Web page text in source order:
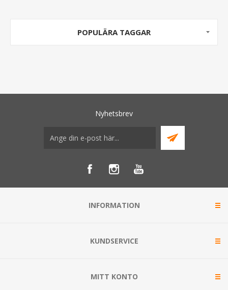
POPULÄRA TAGGAR
Nyhetsbrev
INFORMATION
KUNDSERVICE
MITT KONTO